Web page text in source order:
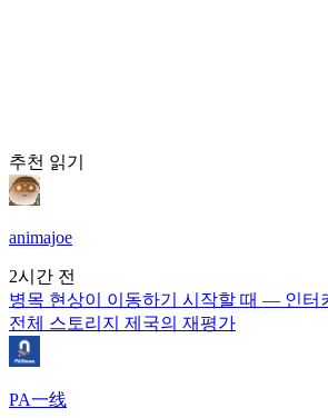
추천 읽기
animajoe
2시간 전
병목 현상이 이동하기 시작할 때 — 인터
전체 스토리지 제국의 재평가
PA一线